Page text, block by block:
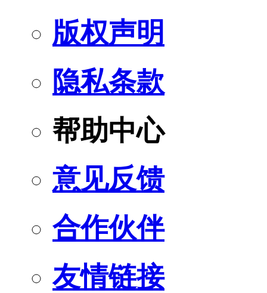
版权声明
隐私条款
帮助中心
意见反馈
合作伙伴
友情链接